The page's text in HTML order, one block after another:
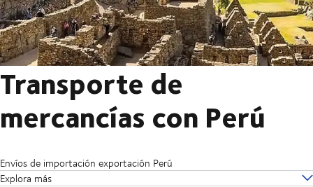
Transporte de
mercancías con Perú
Envíos de importación exportación Perú
Explora más